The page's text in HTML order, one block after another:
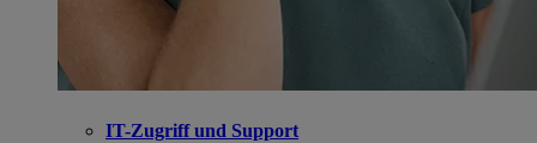
IT-Zugriff und Support